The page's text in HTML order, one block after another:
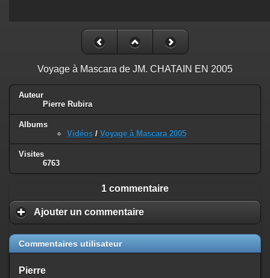
Voyage à Mascara de JM. CHATAIN EN 2005
Auteur
Pierre Rubira
Albums
Vidéos / Voyage à Mascara 2005
Visites
6763
1 commentaire
Ajouter un commentaire
Commentaires utilisateur
Pierre